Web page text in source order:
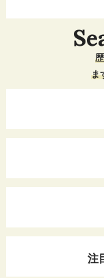
ま
注